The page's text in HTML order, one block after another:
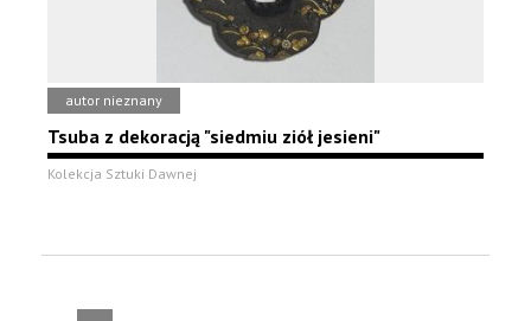
autor nieznany
Tsuba z dekoracją "siedmiu ziół jesieni"
Kolekcja Sztuki Dawnej